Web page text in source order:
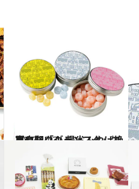
2017.12.3
東京駅「グランスタ」で買いたい！ 帰省みやげ絶品セレクション
グルメ